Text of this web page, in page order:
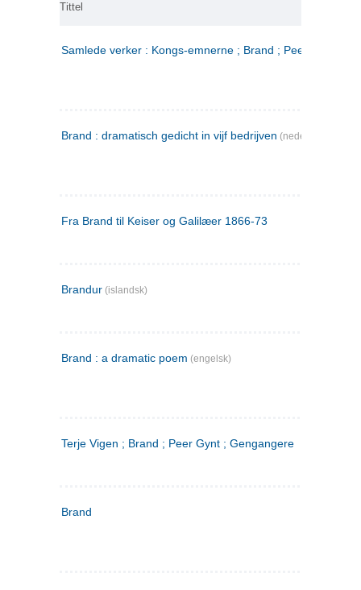
Tittel
Samlede verker : Kongs-emnerne ; Brand ; Peer Gynt. 2
Brand : dramatisch gedicht in vijf bedrijven (nederlandsk)
Fra Brand til Keiser og Galilæer 1866-73
Brandur (islandsk)
Brand : a dramatic poem (engelsk)
Terje Vigen ; Brand ; Peer Gynt ; Gengangere
Brand